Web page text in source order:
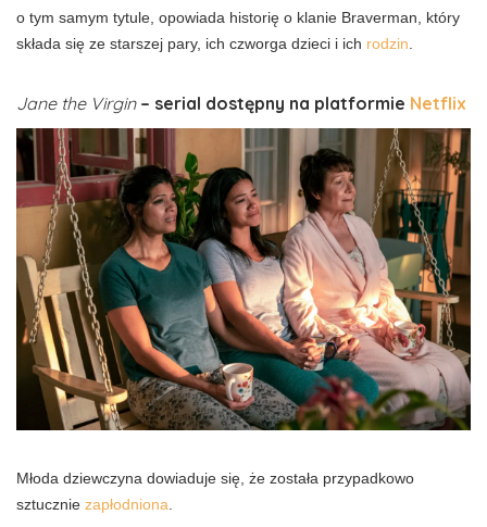
o tym samym tytule, opowiada historię o klanie Braverman, który
składa się ze starszej pary, ich czworga dzieci i ich rodzin
Jane the Virgin– serial dostępny na platformie Netflix
Młoda dziewczyna dowiaduje się, że została przypadkowo
sztucznie zapłodniona